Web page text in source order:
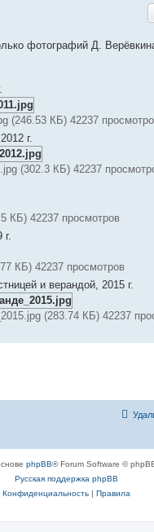
фотографий Д.
(246.53 КБ) 42237
г.
(302.3 КБ) 42237
КБ) 42237 просмотров
КБ) 42237 просмотров
и верандой, 2015 г.
(283.74 КБ) 42237
phpBB® Forum Software ©
Русская поддержка phpBB
Конфиденциальность | Правила